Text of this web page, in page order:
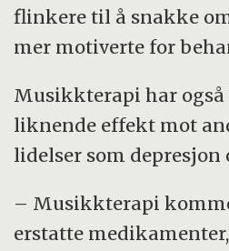
flinkere til å snakke
mer motiverte for
Musikkterapi har også
liknende effekt mot
lidelser som depresjon
– Musikkterapi
erstatte